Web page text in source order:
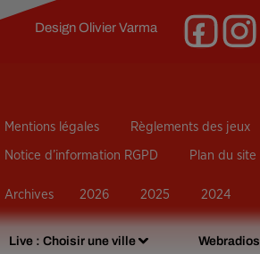
Live : Choisir une ville Webradios
DesignOlivier Varma
Mentions légales Règlements des jeux
Notice d’information RGPD Plan du site
Archives 2026 2025 2024